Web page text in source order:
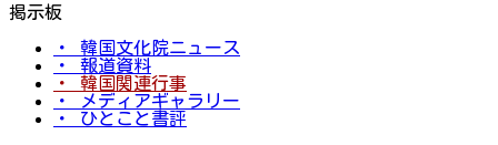
掲示板
・ 韓国文化院ニュース
・ 報道資料
・ 韓国関連行事
・ メディアギャラリー
・ ひとこと書評